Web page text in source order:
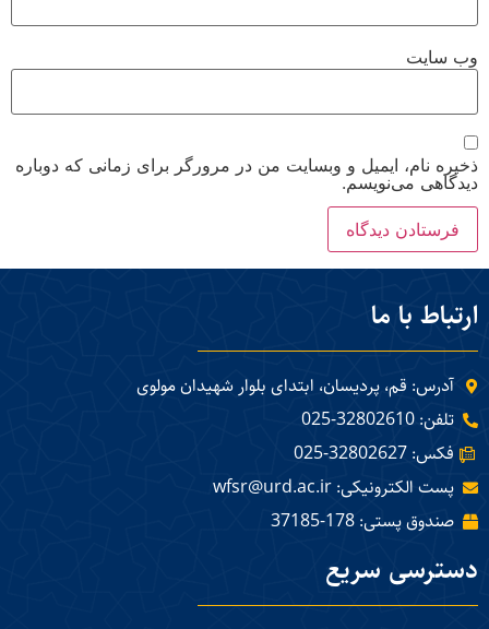
وب‌ سایت
ذخیره نام، ایمیل و وبسایت من در مرورگر برای زمانی که دوباره
دیدگاهی می‌نویسم.
ارتباط با ما
آدرس: قم، پردیسان، ابتدای بلوار شهیدان مولوی
تلفن: 32802610-025
فکس: 32802627-025
پست الکترونیکی: wfsr@urd.ac.ir
صندوق پستی: 178-37185
دسترسی سریع